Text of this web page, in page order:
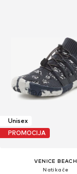
Unisex
PROMOCIJA
VENICE BEACH
Natikače